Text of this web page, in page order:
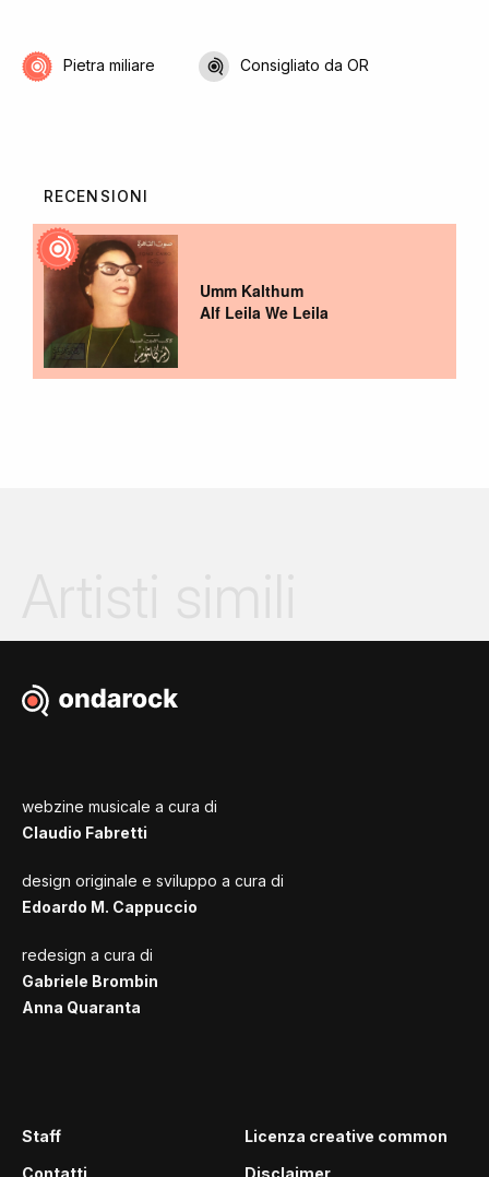
Pietra miliare Consigliato da OR
RECENSIONI
Umm Kalthum
Alf Leila We Leila
webzine musicale a cura di
Claudio Fabretti
design originale e sviluppo a cura di
Edoardo M. Cappuccio
redesign a cura di
Gabriele Brombin
Anna Quaranta
Staff
Contatti
Licenza creative common
Disclaimer